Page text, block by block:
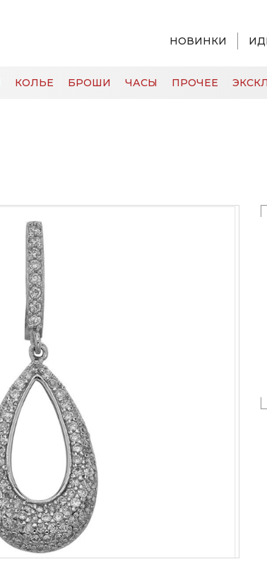
НОВИНКИ
КОЛЬЕ БРОШИ ЧАСЫ ПРОЧЕЕ